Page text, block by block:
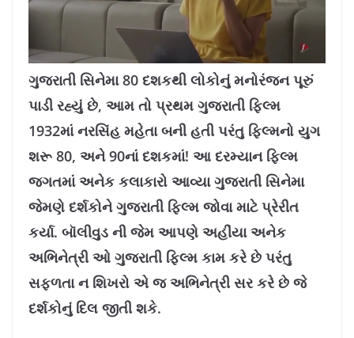
n
u
d
e
:
1
4
ગુજરાતી સિનેમા 80 દશકથી લોકોનું મનોરંજન પૂરું
પાડી રહ્યું છે, આમ તો પ્રથમ ગુજરાતી ફિલ્મ
1932માં નરસિંહ મહેતા બની હતી પરંતુ ફિલ્મનો યુગ
શરૂ 80, અને 90નાં દશકમાં! આ દરમ્યાન ફિલ્મ
જગતમાં અનેક કલાકારો આવ્યા ગુજરાતી સિનેમા
જેમણે દર્શકોને ગુજરાતી ફિલ્મ જોવા માટે પ્રેરીત
કર્યા. બૉલીવુડ ની જેમ આપણે અહીંયા અનેક
અભિનેત્રી ઓ ગુજરાતી ફિલ્મ કામ કરે છે પરંતુ
સફળતા ન શિખરો એ જ અભિનેત્રી સર કરે છે જે
દર્શકોનું દિલ જીતી શકે.